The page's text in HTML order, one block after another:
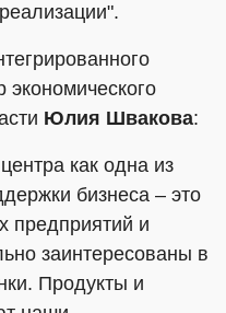
экономического
Юлия Швакова:
как одна из
бизнеса – это
предприятий и
заинтересованы в
Продукты и